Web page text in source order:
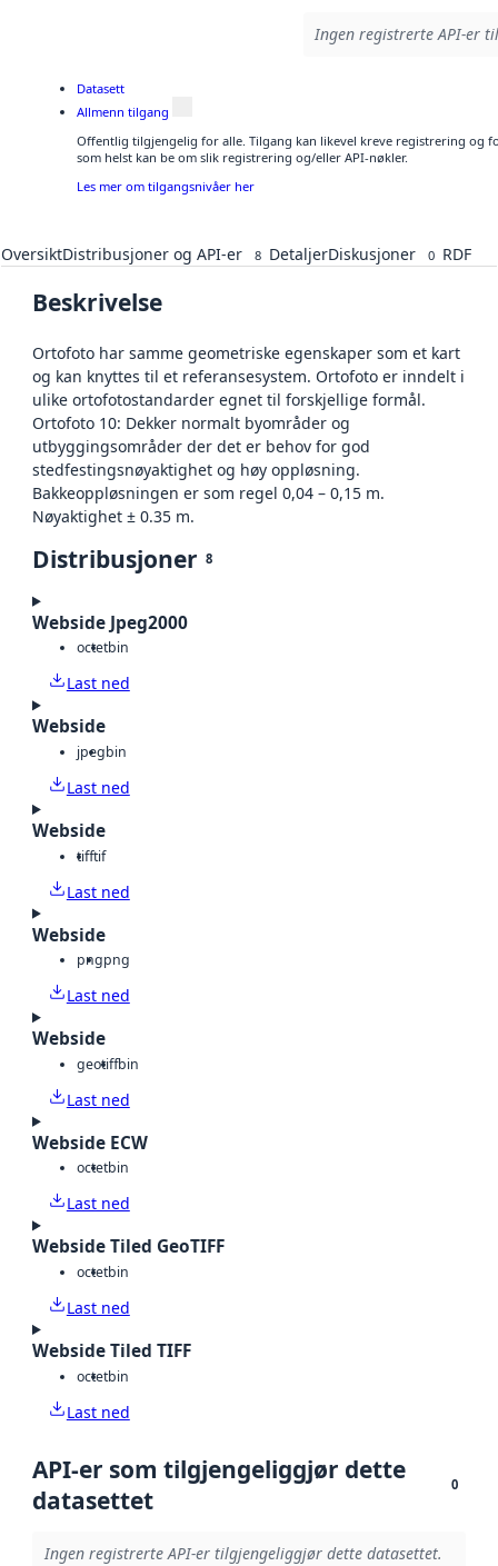
Ingen registrerte API-er
Datasett
Allmenn tilgang
Offentlig tilgjengelig for alle. Tilgang kan likevel kreve registrering og
som helst kan be om slik registrering og/eller API-nøkler.
Les mer om tilgangsnivåer her
OversiktDistribusjoner og API-er 8 DetaljerDiskusjoner 0 RDF
Beskrivelse
Ortofoto har samme geometriske egenskaper som et kart
og kan knyttes til et referansesystem. Ortofoto er inndelt i
ulike ortofotostandarder egnet til forskjellige formål.
Ortofoto 10: Dekker normalt byområder og
utbyggingsområder der det er behov for god
stedfestingsnøyaktighet og høy oppløsning.
Bakkeoppløsningen er som regel 0,04 – 0,15 m.
Nøyaktighet ± 0.35 m.
Distribusjoner 8
Webside Jpeg2000
octetbin
Last ned
Webside
jpegbin
Last ned
Webside
tifftif
Last ned
Webside
pngpng
Last ned
Webside
geotiffbin
Last ned
Webside ECW
octetbin
Last ned
Webside Tiled GeoTIFF
octetbin
Last ned
Webside Tiled TIFF
octetbin
Last ned
API-er som tilgjengeliggjør dette
datasettet
0
Ingen registrerte API-er tilgjengeliggjør dette datasettet.